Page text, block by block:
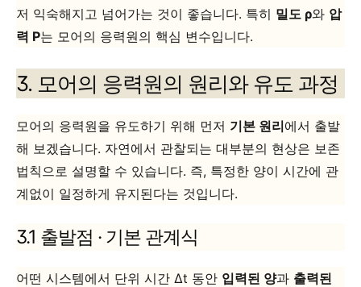
저 익숙해지고 넘어가는 것이 좋습니다. 특히 밀도 ρ와 압
력 P는 모어의 응력원의 핵심 변수입니다.
3. 모어의 응력원의 원리와 유도 과정
모어의 응력원을 유도하기 위해 먼저 기본 원리에서 출발
해 보겠습니다. 자연에서 관찰되는 대부분의 현상은 보존
법칙으로 설명할 수 있습니다. 즉, 특정한 양이 시간에 관
계없이 일정하게 유지된다는 것입니다.
3.1 출발점 · 기본 관계식
어떤 시스템에서 단위 시간 Δt 동안 입력된 양과 출력된